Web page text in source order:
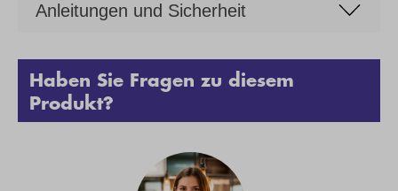
Anleitungen und Sicherheit
Haben Sie Fragen zu diesem
Produkt?